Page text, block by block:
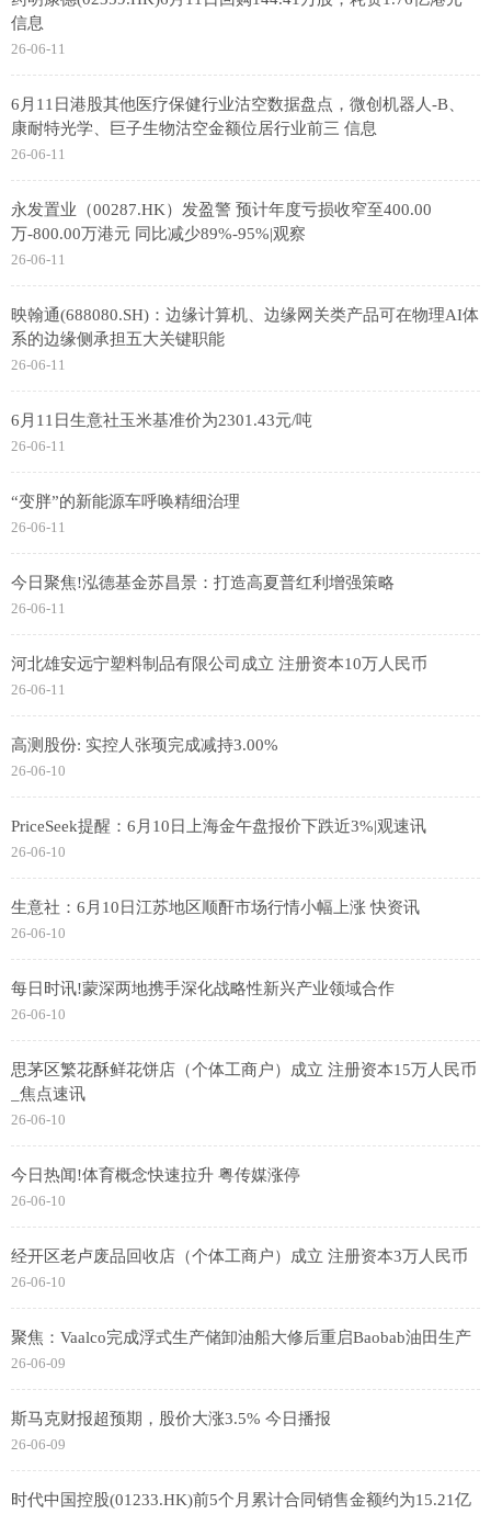
信息
26-06-11
6月11日港股其他医疗保健行业沽空数据盘点，微创机器人-B、
康耐特光学、巨子生物沽空金额位居行业前三 信息
26-06-11
永发置业（00287.HK）发盈警 预计年度亏损收窄至400.00
万-800.00万港元 同比减少89%-95%|观察
26-06-11
映翰通(688080.SH)：边缘计算机、边缘网关类产品可在物理AI体
系的边缘侧承担五大关键职能
26-06-11
6月11日生意社玉米基准价为2301.43元/吨
26-06-11
“变胖”的新能源车呼唤精细治理
26-06-11
今日聚焦!泓德基金苏昌景：打造高夏普红利增强策略
26-06-11
河北雄安远宁塑料制品有限公司成立 注册资本10万人民币
26-06-11
高测股份: 实控人张顼完成减持3.00%
26-06-10
PriceSeek提醒：6月10日上海金午盘报价下跌近3%|观速讯
26-06-10
生意社：6月10日江苏地区顺酐市场行情小幅上涨 快资讯
26-06-10
每日时讯!蒙深两地携手深化战略性新兴产业领域合作
26-06-10
思茅区繁花酥鲜花饼店（个体工商户）成立 注册资本15万人民币
_焦点速讯
26-06-10
今日热闻!体育概念快速拉升 粤传媒涨停
26-06-10
经开区老卢废品回收店（个体工商户）成立 注册资本3万人民币
26-06-10
聚焦：Vaalco完成浮式生产储卸油船大修后重启Baobab油田生产
26-06-09
斯马克财报超预期，股价大涨3.5% 今日播报
26-06-09
时代中国控股(01233.HK)前5个月累计合同销售金额约为15.21亿